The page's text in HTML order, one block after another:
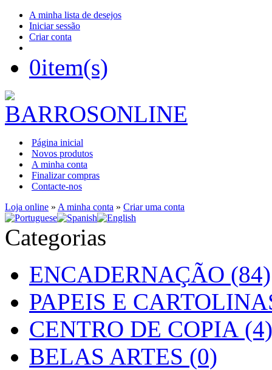
A minha lista de desejos
Iniciar sessão
Criar conta
0item(s)
Página inicial
Novos produtos
A minha conta
Finalizar compras
Contacte-nos
Loja online » A minha conta » Criar uma conta
Categorias
ENCADERNAÇÃO (84)
PAPEIS E
CENTRO DE COPIA (4)
BELAS ARTES (0)